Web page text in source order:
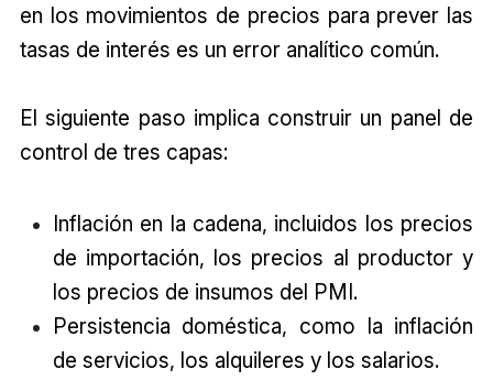
en los movimientos de precios para prever las
tasas de interés es un error analítico común.
El siguiente paso implica construir un panel de
control de tres capas:
Inflación en la cadena, incluidos los precios
de importación, los precios al productor y
los precios de insumos del PMI.
Persistencia doméstica, como la inflación
de servicios, los alquileres y los salarios.